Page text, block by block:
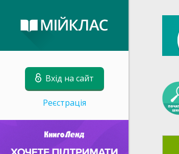
Вхід на сайт
Реєстрація